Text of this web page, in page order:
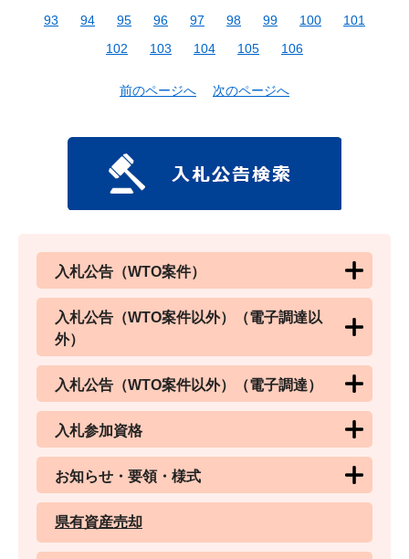
93
94 95 96 97 98 99 100
101
102
103 104 105 106
前のページへ 次のページへ
入札公告（WTO案件）
入札公告（WTO案件以外）（電子調達以
外）
入札公告（WTO案件以外）（電子調達）
入札参加資格
お知らせ・要領・様式
県有資産売却